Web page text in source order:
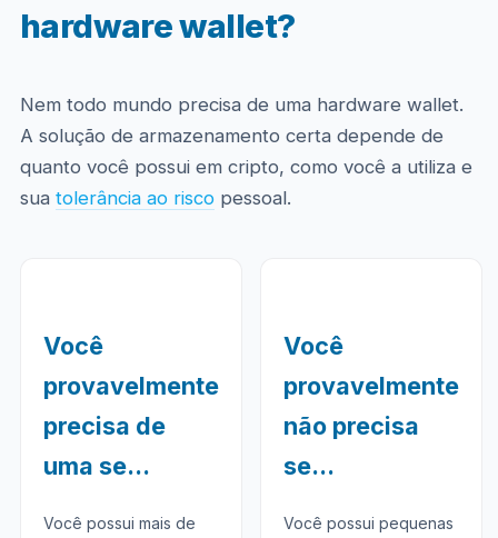
hardware wallet?
Nem todo mundo precisa de uma hardware wallet.
A solução de armazenamento certa depende de
quanto você possui em cripto, como você a utiliza e
sua tolerância ao riscopessoal.
Você
provavelmente
precisa de
uma se...
Você possui mais de
Você
provavelmente
não precisa
se...
Você possui pequenas